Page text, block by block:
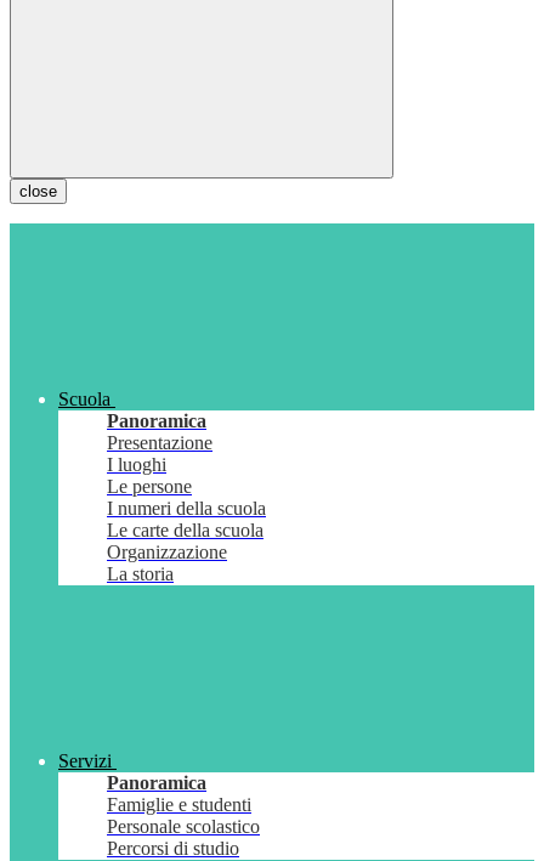
close
Scuola
Panoramica
Presentazione
I luoghi
Le persone
I numeri della scuola
Le carte della scuola
Organizzazione
La storia
Servizi
Panoramica
Famiglie e studenti
Personale scolastico
Percorsi di studio